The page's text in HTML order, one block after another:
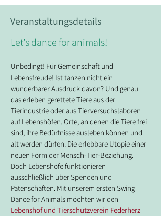
Veranstaltungsdetails
Let’s dance for animals!
Unbedingt! Für Gemeinschaft und
Lebensfreude! Ist tanzen nicht ein
wunderbarer Ausdruck davon? Und genau
das erleben gerettete Tiere aus der
Tierindustrie oder aus Tierversuchslaboren
auf Lebenshöfen. Orte, an denen die Tiere frei
sind, ihre Bedürfnisse ausleben können und
alt werden dürfen. Die erlebbare Utopie einer
neuen Form der Mensch-Tier-Beziehung.
Doch Lebenshöfe funktionieren
ausschließlich über Spenden und
Patenschaften. Mit unserem ersten Swing
Dance for Animals möchten wir den
Lebenshof und Tierschutzverein Federherz